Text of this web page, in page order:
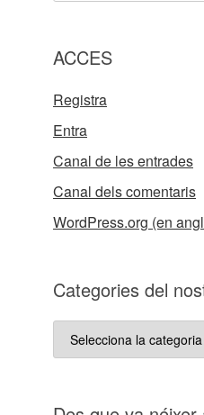
ACCES
Registra
Entra
Canal de les entrades
Canal dels comentaris
WordPress.org (en
Categories del
Categories
del